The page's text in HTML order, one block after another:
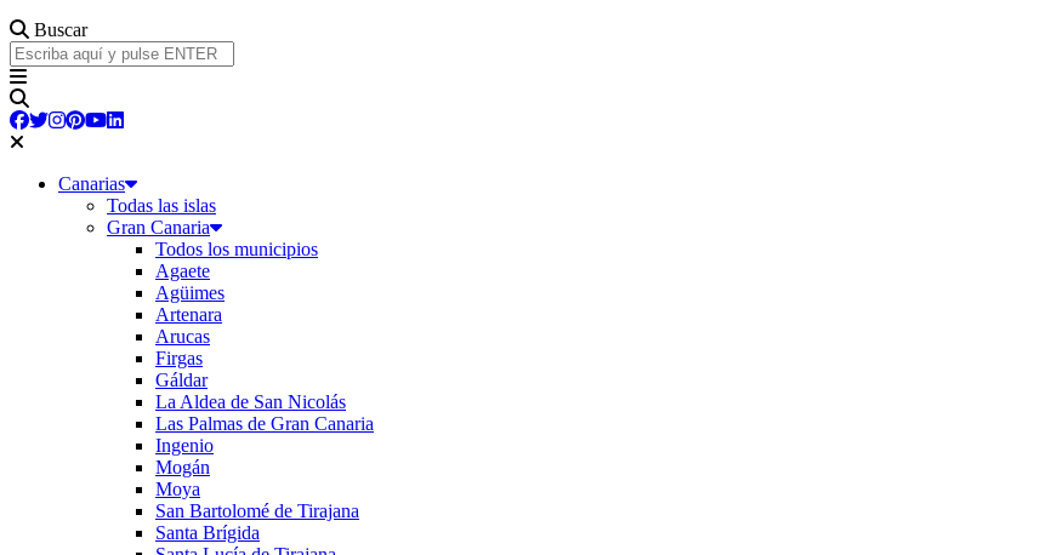
Buscar
Canarias
Todas las islas
Gran Canaria
Todos los municipios
Agaete
Agüimes
Artenara
Arucas
Firgas
Gáldar
La Aldea de San Nicolás
Las Palmas de Gran Canaria
Ingenio
Mogán
Moya
San Bartolomé de Tirajana
Santa Brígida